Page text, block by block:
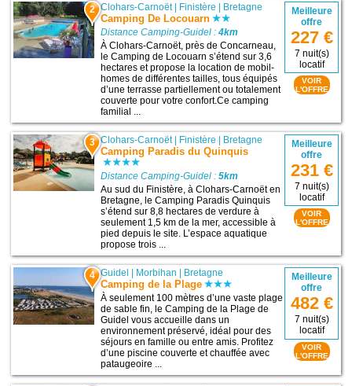
2 Clohars-Carnoët| Finistère Bretagne
Camping De Locouarn
Distance Camping-Guidel :4km
À Clohars-Carnoët, près de Concarneau,
le Camping de Locouarn s’étend sur 3,6
hectares et propose la location de mobil-
homes de différentes tailles, tous équipés
d’une terrasse partiellement ou totalement
couverte pour votre confort.Ce camping
familial ...
Meilleure
offre
227 €
7 nuit(s)
locatif
VOIR
L'OFFRE
3 Clohars-Carnoët| Finistère Bretagne
Camping Paradis du Quinquis
Distance Camping-Guidel :5km
Au sud du Finistère, à Clohars-Carnoët en
Bretagne, le Camping Paradis Quinquis
s’étend sur 8,8 hectares de verdure à
seulement 1,5 km de la mer, accessible à
pied depuis le site. L’espace aquatique
propose trois ...
Meilleure
offre
231 €
7 nuit(s)
locatif
VOIR
L'OFFRE
4 Guidel Morbihan Bretagne
Camping de la Plage
À seulement 100 mètres d’une vaste plage
de sable fin, le Camping de la Plage de
Guidel vous accueille dans un
environnement préservé, idéal pour des
séjours en famille ou entre amis. Profitez
d’une piscine couverte et chauffée avec
pataugeoire ...
Meilleure
offre
482 €
7 nuit(s)
locatif
VOIR
L'OFFRE